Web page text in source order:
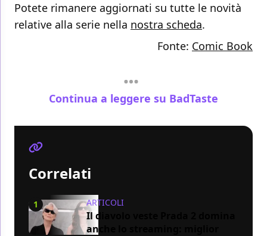
Potete rimanere aggiornati su tutte le novità
relative alla serie nella nostra scheda.
Fonte: Comic Book
Continua a leggere su BadTaste
Correlati
1 ARTICOLI
Il diavolo veste Prada 2 domina
anche lo streaming: miglior